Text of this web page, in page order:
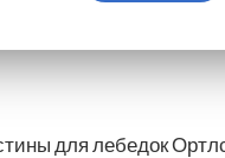
для лебедок